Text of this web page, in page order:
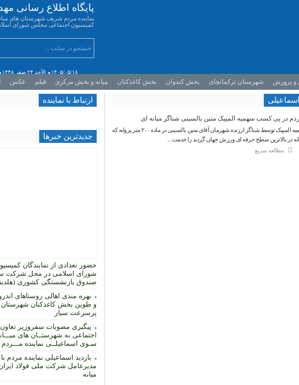
پایگاه اطلاع رسانی
نماینده مردم شریف شهرستان های
کمیسیون اجتماعی مجلس شورای
۱۴۰۵/۰۵/۱۸ الأحد ۲۴ صفر ۱۴۴۸
و پرورش شهرستان ترکمانچای بخش کندوان بخش کاغذکنان میانه و بخش مرکزی فیلم عکس
در پی کسب سهمیه المپیک متین بالسینی شناگر میانه ای
در متن این پیام امده است: کسب سهمیه المپیک توسط شناگر ارزنده شهرمان آقای متین بالسینی در ماده ۲۰۰ متر پروانه که
در بالاترین سطح حرفه ای ورزش جهان گردید را خدمت ...
مطالعه سریع
ارتباط با نماینده
جديدترين خبرها
حضور تعدادی از نمایندگان
شورای اسلامی در محل شرکت
صندوق بازنشستگی کشوری
بهره مندی اهالی روستاهای
و طوین بخش کاغذکنان شهرستان
پرسرعت سیار
پیگیری مصوبات سفروزیر تعاون
اجتماعی به شهرستــان های
سـوی اسماعیلــی نماینده مـــردم
بازدید اسماعیلی نماینده مردم
مدیرعامل شرکت ملی فولاد ایران
میانه